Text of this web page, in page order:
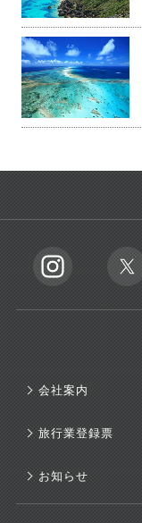
会社案内
旅行業登録票
お知らせ